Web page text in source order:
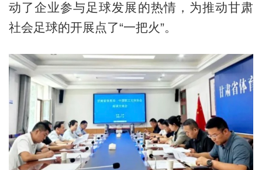
动了企业参与足球发展的热情，为推动甘肃
社会足球的开展点了“一把火”。